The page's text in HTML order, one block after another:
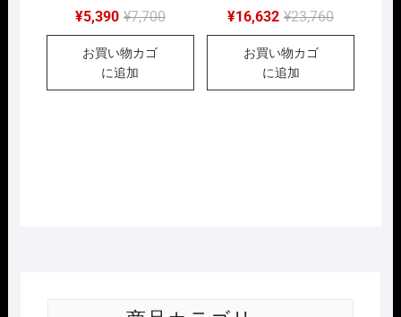
¥7,700元
で
¥5,390
現
¥5,390
お買い物カゴ
に追加
¥23,760元
で
¥16,632
現
¥16,632
お買い物カゴ
に追加